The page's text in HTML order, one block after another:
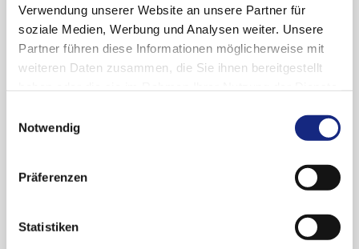
Verwendung unserer Website an unsere Partner für
soziale Medien, Werbung und Analysen weiter. Unsere
Partner führen diese Informationen möglicherweise mit
weiteren Daten zusammen, die Sie ihnen bereitgestellt
Cookies, wenn Sie unsere Webseite weiterhin
Notwendig
Präferenzen
Statistiken
Evaluierung ihrer Risikofaktoren"
2008 Erhalt des Else-Kröner-Memorial
Stipendiums
2011 Außerplanmäßige Professur an der
2016 Geschäftsführende Oberärztin der Klinik
Universitätsklinikums Freiburg
Ausgewählte Aufgaben, Funktionen
und Mitgliedschaften